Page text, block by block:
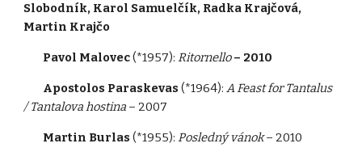
Slobodník, Karol Samuelčík, Radka Krajčová,
Martin Krajčo
Pavol Malovec(*1957):Ritornello– 2010
Apostolos Paraskevas(*1964):A Feast for Tantalus
/ Tantalova hostina – 2007
Martin Burlas(*1955):Posledný vánok– 2010